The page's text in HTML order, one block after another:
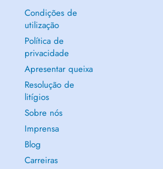
Condições de
utilização
Política de
privacidade
Apresentar queixa
Resolução de
litígios
Sobre nós
Imprensa
Blog
Carreiras